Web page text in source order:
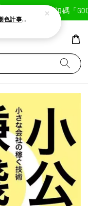
首次註冊輸入折扣碼「
好好閱讀T｜いくいく小高潮色計事務所X好好生活書店聯名款